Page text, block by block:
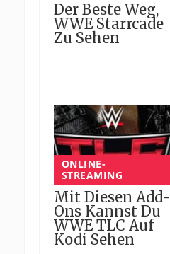
Der Beste Weg,
WWE Starrcade
Zu Sehen
ONLINE-
STREAMING
Mit Diesen Add-
Ons Kannst Du
WWE TLC Auf
Kodi Sehen